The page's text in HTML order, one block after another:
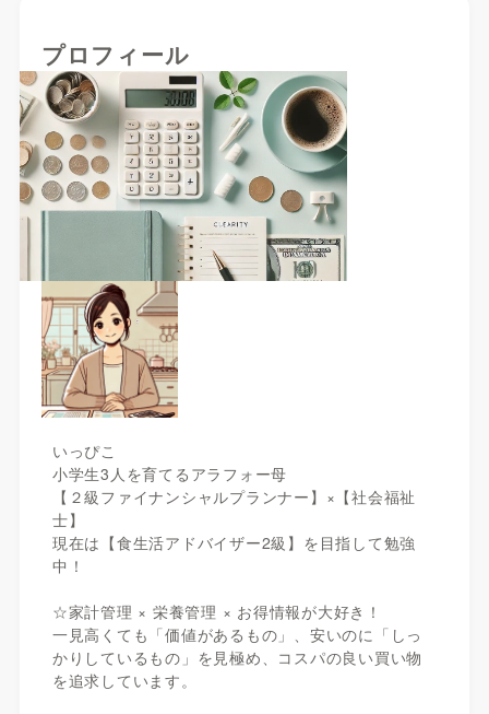
プロフィール
いっぴこ
小学生3人を育てるアラフォー母
【２級ファイナンシャルプランナー】×【社会福祉
士】
現在は【食生活アドバイザー2級】を目指して勉強
中！
☆家計管理 × 栄養管理 × お得情報が大好き！
一見高くても「価値があるもの」、安いのに「しっ
かりしているもの」を見極め、コスパの良い買い物
を追求しています。